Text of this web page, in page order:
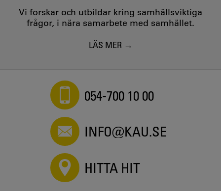
Vi forskar och utbildar kring samhällsviktiga
frågor, i nära samarbete med samhället.
LÄS MER
054-700 10 00
INFO@KAU.SE
HITTA HIT